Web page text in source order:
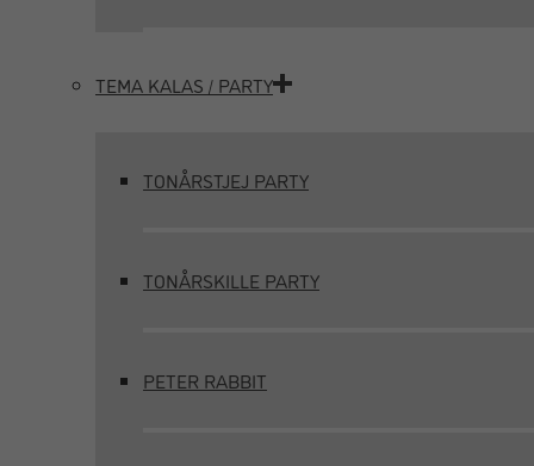
TEMA KALAS / PARTY
TONÅRSTJEJ PARTY
TONÅRSKILLE PARTY
PETER RABBIT